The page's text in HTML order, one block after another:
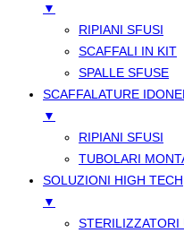
▼
RIPIANI SFUSI
SCAFFALI IN KIT
SPALLE SFUSE
SCAFFALATURE
▼
RIPIANI SFUSI
TUBOLARI
SOLUZIONI HIGH TECH
▼
STERILIZZATORI